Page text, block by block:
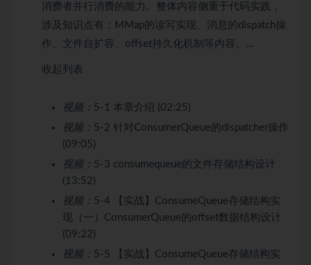
消费者并行消费的能力。整体内容侧重于代码实践，
涉及知识点有：MMap的读写实现、消息的dispatch操
作、文件自扩容、offset持久化机制等内容。…
收起列表
视频： 5-1 本章介绍 (02:25)
视频： 5-2 针对ConsumerQueue的dispatcher操作
(09:05)
视频： 5-3 consumequeue的文件存储结构设计
(13:52)
视频： 5-4 【实战】ConsumeQueue存储结构实
现（一）ConsumerQueue的offset数据结构设计
(09:22)
视频： 5-5 【实战】ConsumeQueue存储结构实